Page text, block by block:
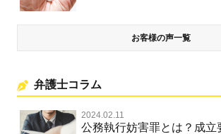
お客様の声一覧
弁護士コラム
2024.02.11
公務執行妨害罪とは？成立